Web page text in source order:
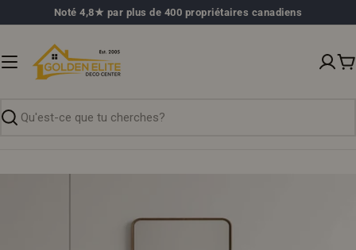
au
Noté 4,8★ par plus de 400 propriétaires canadiens
Recherche